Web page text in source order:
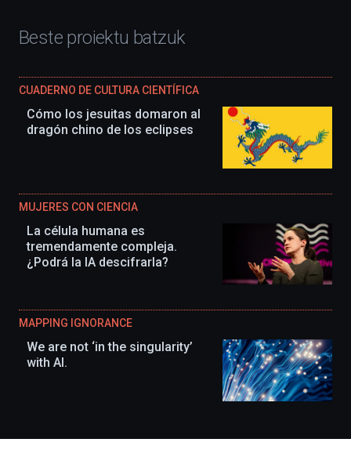
Beste proiektu batzuk
CUADERNO DE CULTURA CIENTÍFICA
Cómo los jesuitas domaron al
dragón chino de los eclipses
MUJERES CON CIENCIA
La célula humana es
tremendamente compleja.
¿Podrá la IA descifrarla?
MAPPING IGNORANCE
We are not ‘in the singularity’
with AI.